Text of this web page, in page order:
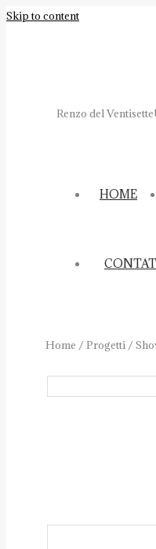
Skip to content
Renzo del Ventisette
HOME
Home /Progetti /